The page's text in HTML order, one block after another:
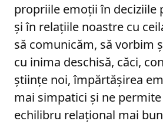
propriile emoții în deciziile
și în relațiile noastre cu
să comunicăm, să vorbim
cu inima deschisă, căci,
științe noi, împărtășirea
mai simpatici și ne
echilibru relațional mai